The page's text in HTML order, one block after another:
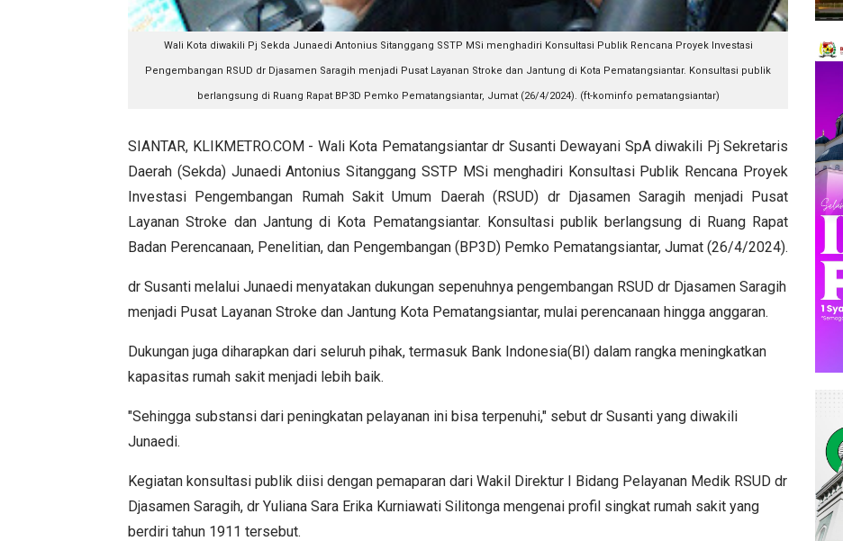
Wali Kota diwakili Pj Sekda Junaedi Antonius Sitanggang SSTP MSi menghadiri Konsultasi Publik Rencana Proyek Investasi
Pengembangan RSUD dr Djasamen Saragih menjadi Pusat Layanan Stroke dan Jantung di Kota Pematangsiantar. Konsultasi publik
berlangsung di Ruang Rapat BP3D Pemko Pematangsiantar, Jumat (26/4/2024). (ft-kominfo pematangsiantar)
SIANTAR, KLIKMETRO.COM - Wali Kota Pematangsiantar dr Susanti Dewayani SpA diwakili Pj Sekretaris
Daerah (Sekda) Junaedi Antonius Sitanggang SSTP MSi menghadiri Konsultasi Publik Rencana Proyek
Investasi Pengembangan Rumah Sakit Umum Daerah (RSUD) dr Djasamen Saragih menjadi Pusat
Layanan Stroke dan Jantung di Kota Pematangsiantar. Konsultasi publik berlangsung di Ruang Rapat
Badan Perencanaan, Penelitian, dan Pengembangan (BP3D) Pemko Pematangsiantar, Jumat (26/4/2024).
dr Susanti melalui Junaedi menyatakan dukungan sepenuhnya pengembangan RSUD dr Djasamen Saragih
menjadi Pusat Layanan Stroke dan Jantung Kota Pematangsiantar, mulai perencanaan hingga anggaran.
Dukungan juga diharapkan dari seluruh pihak, termasuk Bank Indonesia(BI) dalam rangka meningkatkan
kapasitas rumah sakit menjadi lebih baik.
"Sehingga substansi dari peningkatan pelayanan ini bisa terpenuhi," sebut dr Susanti yang diwakili
Junaedi.
Kegiatan konsultasi publik diisi dengan pemaparan dari Wakil Direktur I Bidang Pelayanan Medik RSUD dr
Djasamen Saragih, dr Yuliana Sara Erika Kurniawati Silitonga mengenai profil singkat rumah sakit yang
berdiri tahun 1911 tersebut.